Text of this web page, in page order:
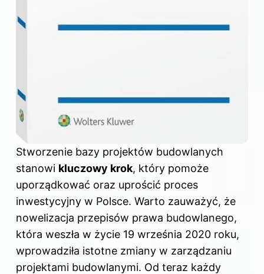
Stworzenie bazy projektów budowlanych
stanowi kluczowy krok, który pomoże
uporządkować oraz uprościć proces
inwestycyjny w Polsce. Warto zauważyć, że
nowelizacja przepisów prawa budowlanego,
która weszła w życie 19 września 2020 roku,
wprowadziła istotne zmiany w zarządzaniu
projektami budowlanymi. Od teraz każdy